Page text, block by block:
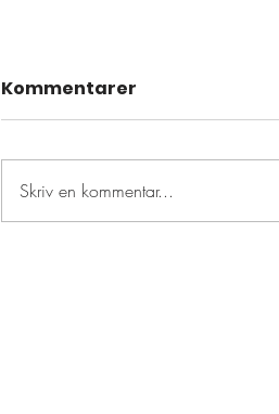
Kommentarer
Skriv en kommentar...